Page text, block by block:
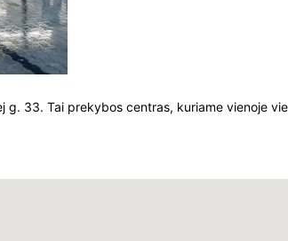
g. 33. Tai prekybos centras, kuriame vienoje